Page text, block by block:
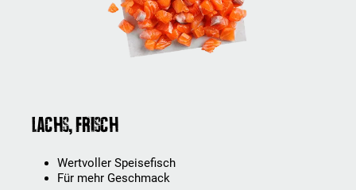
Lachs, frisch
Wertvoller Speisefisch
Für mehr Geschmack